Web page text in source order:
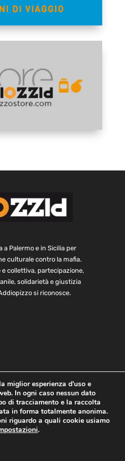
a Palermo e in Sicilia per
culturale contro la mafia.
collettiva, partecipazione,
solidarietà e giustizia
si riconosce.
bilancio
Contatti
Child Protection Policy
| Tutti i diritti riservati | Sede
miglior esperienza d'uso e
In ogni caso nessun dato
di tracciamento e la raccolta
in forma totalmente anonima.
riguardo a quali cookie usiamo
.